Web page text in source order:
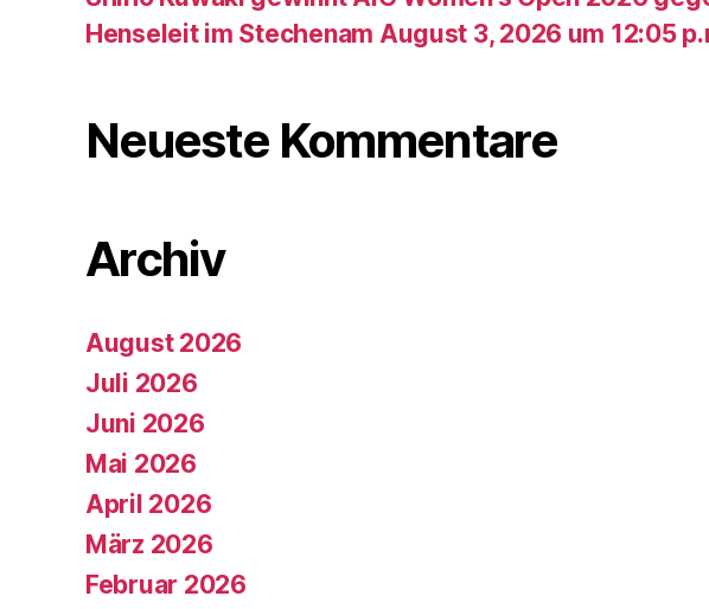
Henseleit im Stechenam August 3, 2026 um 12:05
Neueste Kommentare
Archiv
August 2026
Juli 2026
Juni 2026
Mai 2026
April 2026
März 2026
Februar 2026